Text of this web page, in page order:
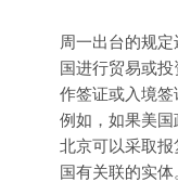
周一出台的规
国进行贸易或
作签证或入境签
例如，如果美国
北京可以采取
国有关联的实体